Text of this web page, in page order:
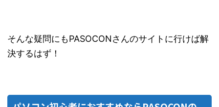
そんな疑問にもPASOCONさんのサイトに行けば解
決するはず！